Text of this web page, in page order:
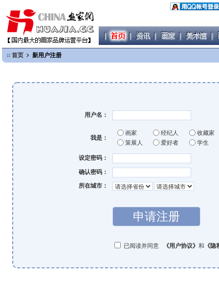
首页 ﹥ 新用户注册
用户名：
我是：
画家 经纪人
收藏家
策展人
爱好者 学生
设定密码：
确认密码：
所在城市：
已阅读并同意 《用户协议》 和 《隐